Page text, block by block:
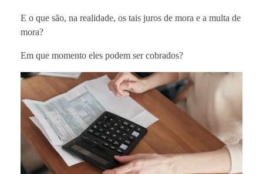
E o que são, na realidade, os tais juros de mora e a multa de
mora?
Em que momento eles podem ser cobrados?